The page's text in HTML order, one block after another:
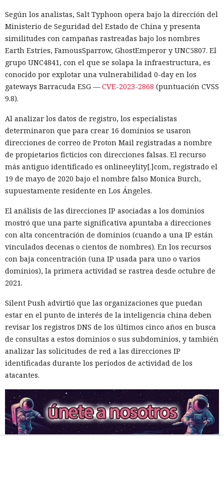
Según los analistas, Salt Typhoon opera bajo la dirección del
Ministerio de Seguridad del Estado de China y presenta
similitudes con campañas rastreadas bajo los nombres
Earth Estries, FamousSparrow, GhostEmperor y UNC5807. El
grupo UNC4841, con el que se solapa la infraestructura, es
conocido por explotar una vulnerabilidad 0-day en los
gateways Barracuda ESG —CVE-2023-2868 (puntuación CVSS
9.8).
Al analizar los datos de registro, los especialistas
determinaron que para crear 16 dominios se usaron
direcciones de correo de Proton Mail registradas a nombre
de propietarios ficticios con direcciones falsas. El recurso
más antiguo identificado es onlineeylity[.]com, registrado el
19 de mayo de 2020 bajo el nombre falso Monica Burch,
supuestamente residente en Los Ángeles.
El análisis de las direcciones IP asociadas a los dominios
mostró que una parte significativa apuntaba a direcciones
con alta concentración de dominios (cuando a una IP están
vinculados decenas o cientos de nombres). En los recursos
con baja concentración (una IP usada para uno o varios
dominios), la primera actividad se rastrea desde octubre de
2021.
Silent Push advirtió que las organizaciones que puedan
estar en el punto de interés de la inteligencia china deben
revisar los registros DNS de los últimos cinco años en busca
de consultas a estos dominios o sus subdominios, y también
analizar las solicitudes de red a las direcciones IP
identificadas durante los periodos de actividad de los
atacantes.